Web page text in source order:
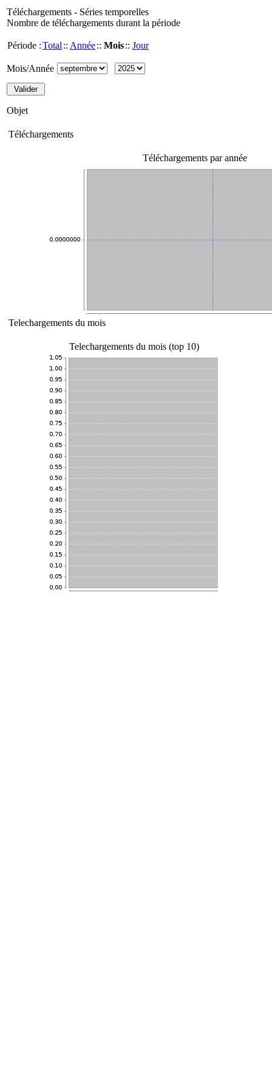
Téléchargements - Séries temporelles
Nombre de téléchargements durant la période
Période :Total :: Année:: Mois:: Jour
Mois/Année
Objet
Téléchargements
Téléchargements par année
Telechargements du mois
Telechargements du mois (top 10)